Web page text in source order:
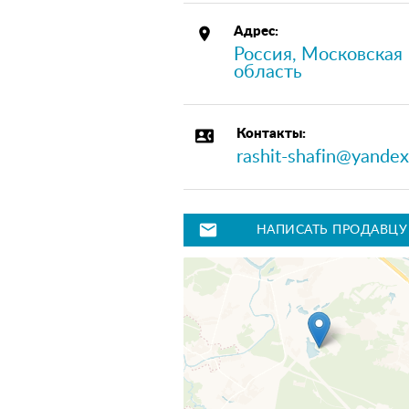
place Адрес:
Россия, Московская
область
contact_phone Контакты:
rashit-
mail НАПИСАТЬ ПРОДАВЦУ